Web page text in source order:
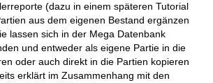
(dazu in einem späteren Tutorial
aus dem eigenen Bestand ergänzen
lassen sich in der Mega Datenbank
und entweder als eigene Partie in die
oder auch direkt in die Partien kopieren
erklärt im Zusammenhang mit den